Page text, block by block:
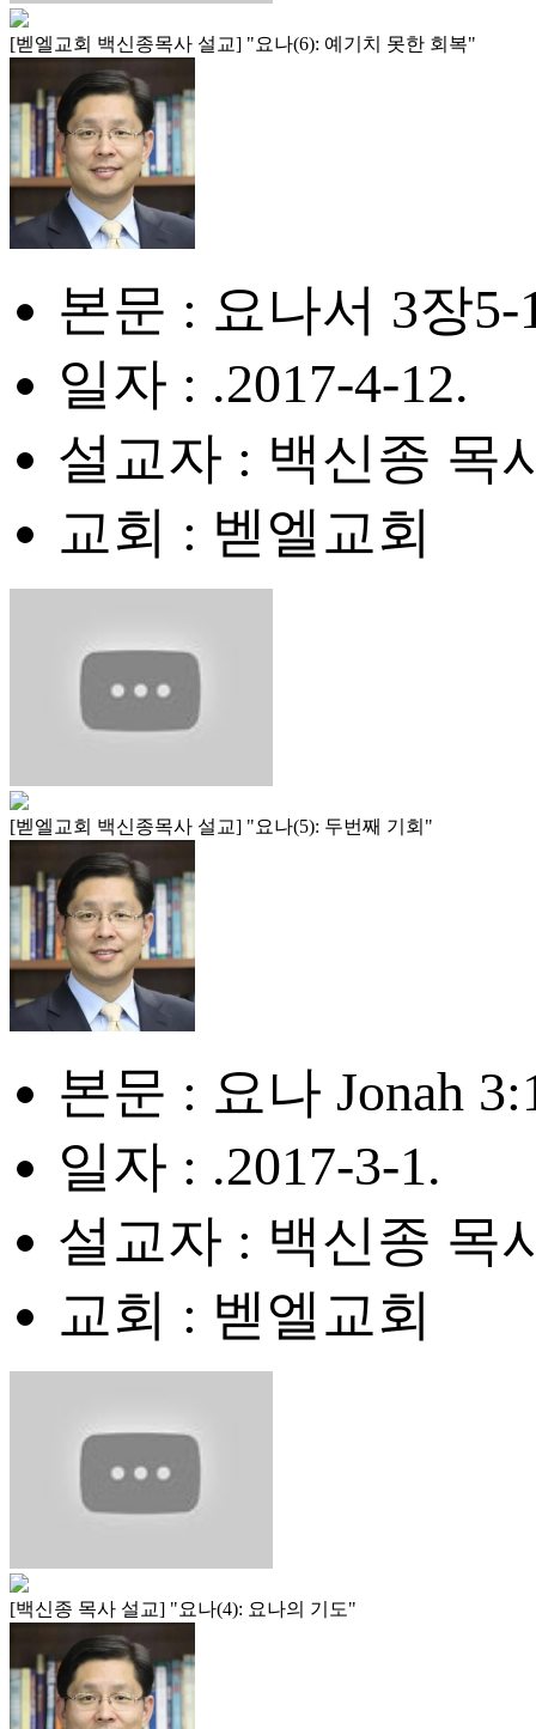
[벧엘교회 백신종목사 설교] "요나(6): 예기치 못한 회복"
본문 : 요나서 3장5-
일자 : .2017-4-12.
설교자 : 백신종 목
교회 : 벧엘교회
[벧엘교회 백신종목사 설교] "요나(5): 두번째 기회"
본문 : 요나 Jonah
일자 : .2017-3-1.
설교자 : 백신종 목
교회 : 벧엘교회
[백신종 목사 설교] "요나(4): 요나의 기도"